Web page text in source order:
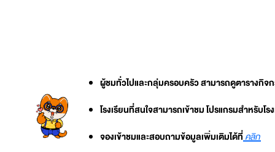
ผู้ชมทั่วไปและกลุ่มครอบครัว สามารถดูตารางกิจ
โรงเรียนที่สนใจสามารถเข้าชม โปรแกรมสำหรับโร
จองเข้าชมและสอบถามข้อมูลเพิ่มเติมได้ที่คลิก